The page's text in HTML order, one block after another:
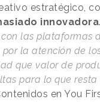
estratégico,
las plataformas
la atención de
que valor de
para lo que resta
en You